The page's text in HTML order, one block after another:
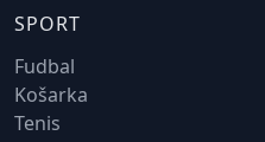
SPORT
Fudbal
Košarka
Tenis